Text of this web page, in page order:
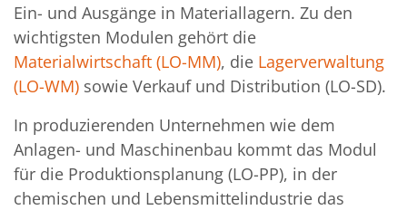
Ein- und Ausgänge in Materiallagern. Zu den
wichtigsten Modulen gehört die
Materialwirtschaft (LO-MM), die Lagerverwaltung
(LO-WM) sowie Verkauf und Distribution (LO-SD).
In produzierenden Unternehmen wie dem
Anlagen- und Maschinenbau kommt das Modul
für die Produktionsplanung (LO-PP), in der
chemischen und Lebensmittelindustrie das